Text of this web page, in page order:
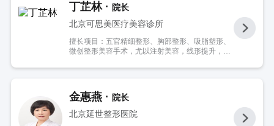
丁芷林 ·院长
北京可思美医疗美容诊所
擅长项目：五官精细整形、胸部整形、吸脂塑形、
微创整形美容手术，尤以注射美容，线形提升，内
金惠燕 ·院长
北京延世整形医院